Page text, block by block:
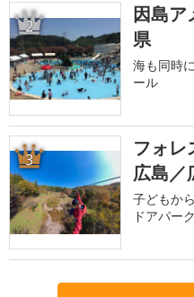
2
因島ア
県
海も同時
ール
3
フォレ
広島／
子どもか
ドアパーク